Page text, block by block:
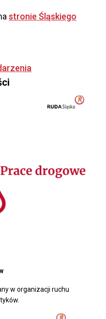
stronie Śląskiego
w organizacji ruchu